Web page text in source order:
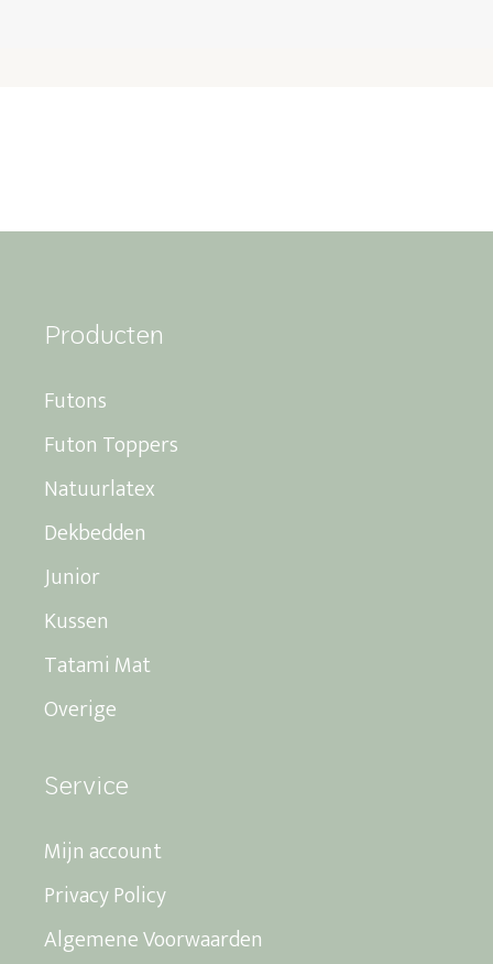
Producten
Futons
Futon Toppers
Natuurlatex
Dekbedden
Junior
Kussen
Tatami Mat
Overige
Service
Mijn account
Privacy Policy
Algemene Voorwaarden